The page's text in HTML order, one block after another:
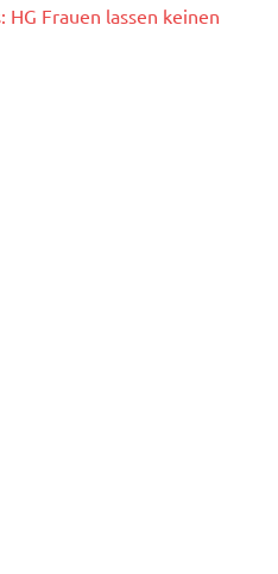
HG Frauen lassen keinen